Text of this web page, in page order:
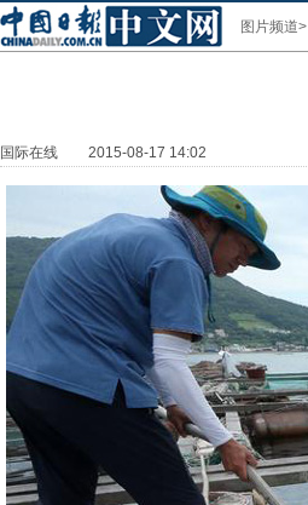
图片频道>
国际在线 2015-08-17 14:02